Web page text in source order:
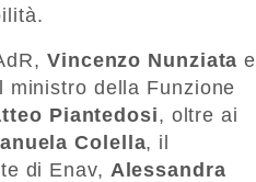
Vincenzo Nunziata e
ministro della Funzione
Piantedosi, oltre ai
Colella, il
di Enav, Alessandra